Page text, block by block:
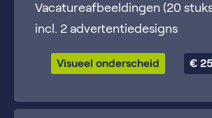
Vacatureafbeeldingen (20
incl. 2 advertentiedesigns
Visueel onderscheid €